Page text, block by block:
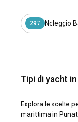
297 Noleggio
Tipi di yacht
Esplora le scelte
marittima in Punat.